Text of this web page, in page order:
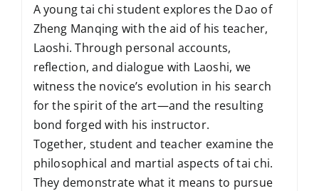
A young tai chi student explores the Dao of
Zheng Manqing with the aid of his teacher,
Laoshi. Through personal accounts,
reflection, and dialogue with Laoshi, we
witness the novice’s evolution in his search
for the spirit of the art—and the resulting
bond forged with his instructor.
Together, student and teacher examine the
philosophical and martial aspects of tai chi.
They demonstrate what it means to pursue